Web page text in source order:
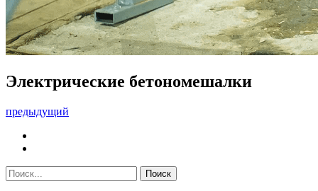
Электрические бетономешалки
предыдущий